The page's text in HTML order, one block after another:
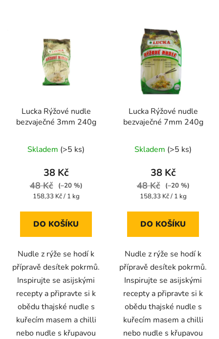
Lucka Rýžové nudle
bezvaječné 3mm 240g
hodnocení
produktu
je
5,0
5
Skladem (>5 ks)
38 Kč
48 Kč
(–20 %)
Měrná
158,33 Kč / 1 kg
DO KOŠÍKU
Nudle z rýže se hodí k
přípravě desítek pokrmů.
Inspirujte se asijskými
recepty a připravte si k
obědu thajské nudle s
kuřecím masem a chilli
nebo nudle s křupavou
Lucka Rýžové nudle
bezvaječné 7mm 240g
hodnocení
produktu
je
5,0
5
Skladem (>5 ks)
38 Kč
48 Kč
(–20 %)
Měrná
158,33 Kč / 1 kg
DO KOŠÍKU
Nudle z rýže se hodí k
přípravě desítek pokrmů.
Inspirujte se asijskými
recepty a připravte si k
obědu thajské nudle s
kuřecím masem a chilli
nebo nudle s křupavou